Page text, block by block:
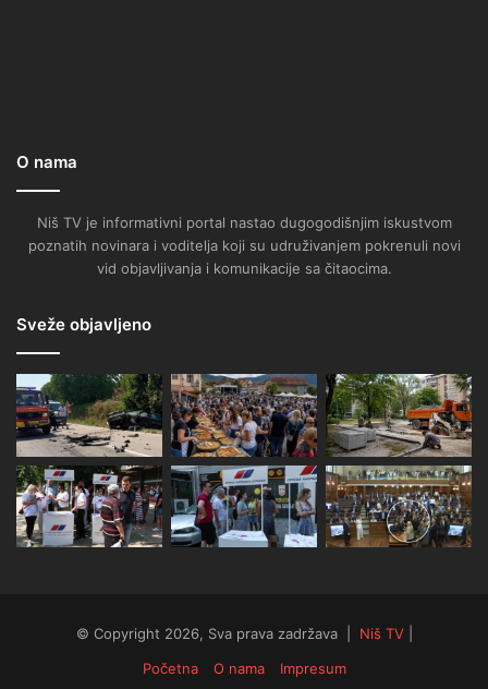
O nama
Niš TV je informativni portal nastao dugogodišnjim iskustvom
poznatih novinara i voditelja koji su udruživanjem pokrenuli novi
vid objavljivanja i komunikacije sa čitaocima.
Sveže objavljeno
© Copyright 2026, Sva prava zadržava | Niš TV|
Početna
O nama Impresum